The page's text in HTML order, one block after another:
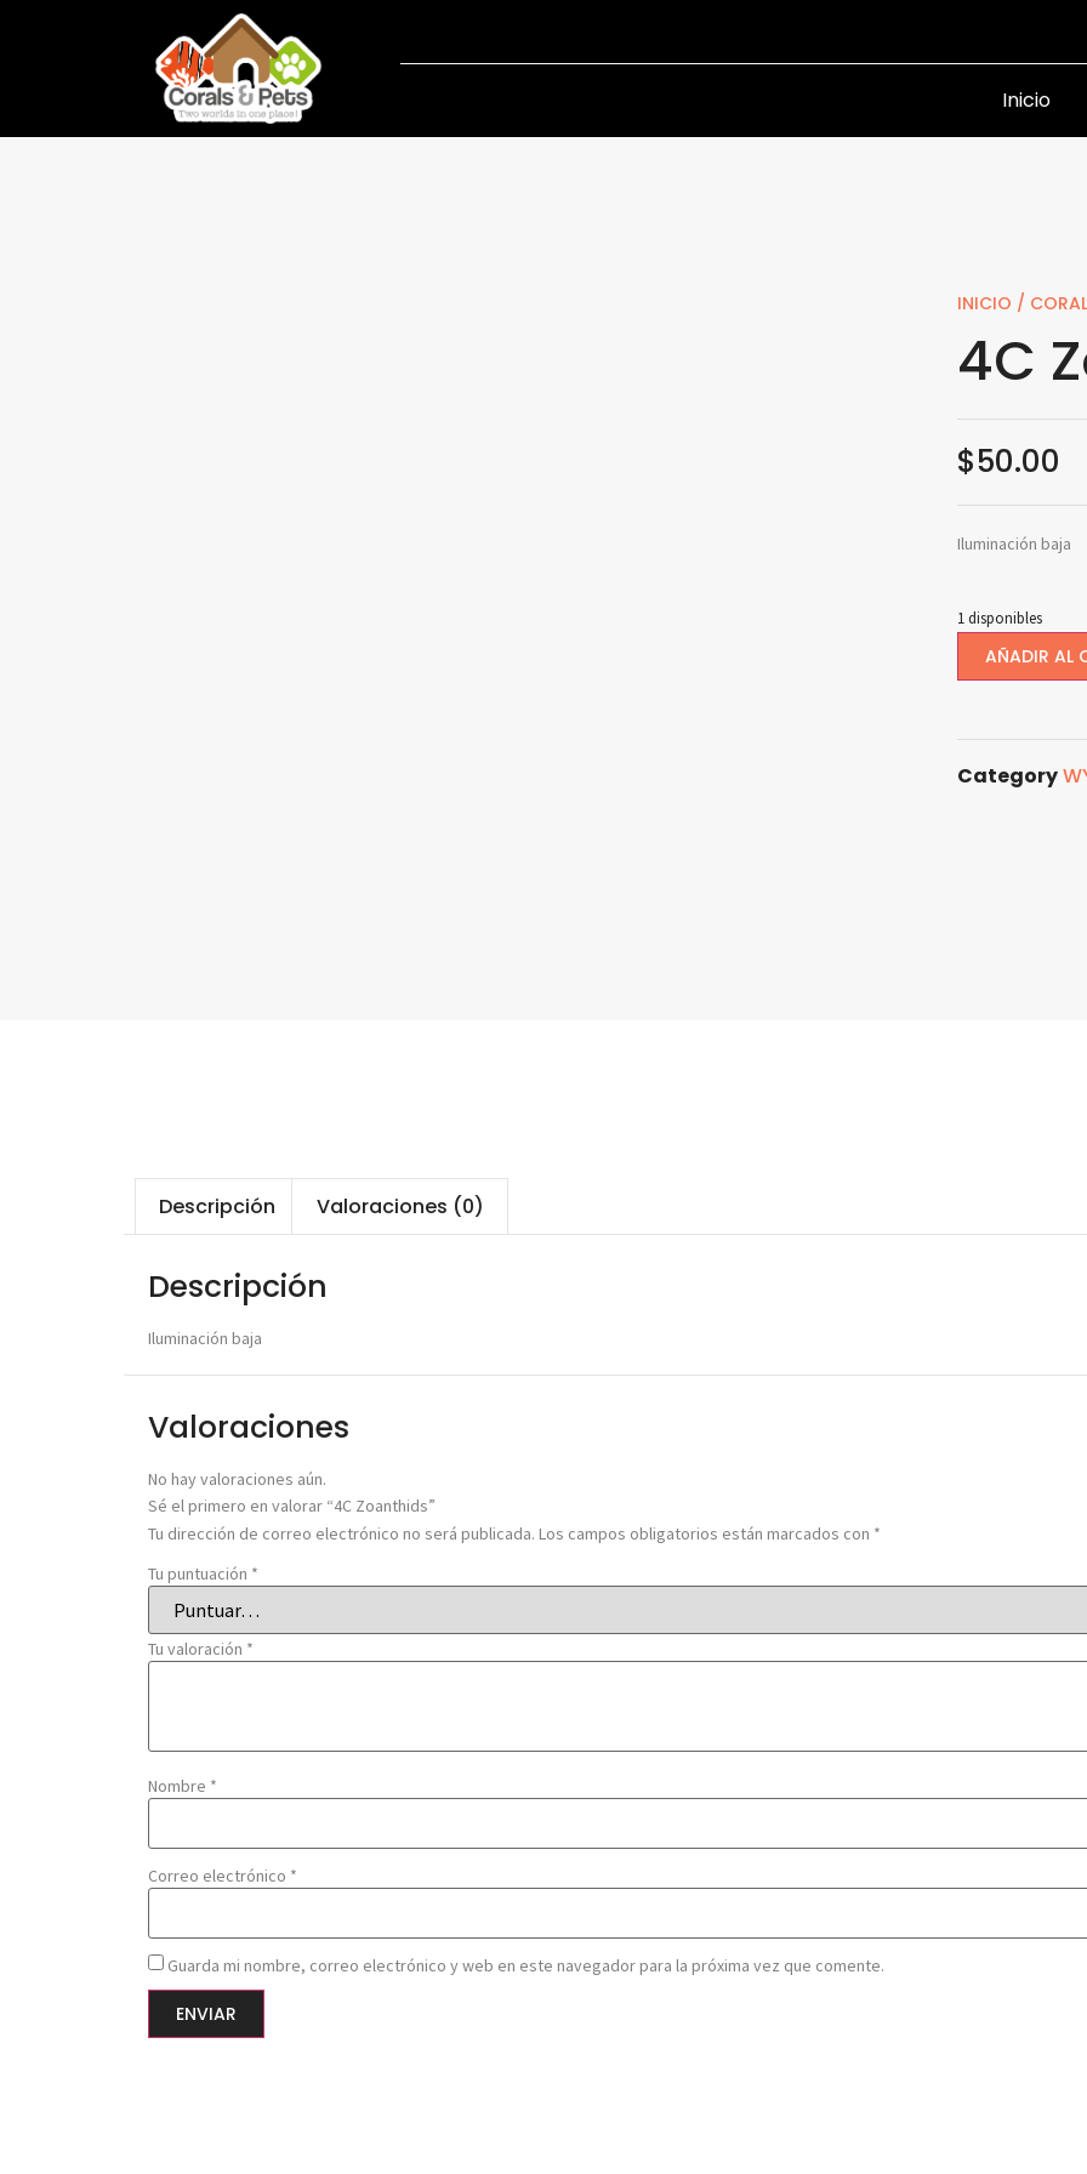
Inicio
INICIO /
4C
$50.00
Iluminación baja
1 disponibles
AÑADIR AL
Category
Descripción Valoraciones (0)
Descripción
Iluminación baja
Valoraciones
No hay valoraciones aún.
Sé el primero en valorar “4C Zoanthids”
Tu dirección de correo electrónico no será publicada. Los campos obligatorios están marcados con *
Tu puntuación *
Tu valoración *
Nombre *
Correo electrónico *
Guarda mi nombre, correo electrónico y web en este navegador para la próxima vez que comente.